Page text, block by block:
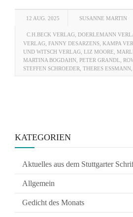
12 AUG. 2025 SUSANNE MARTIN
C.H.BECK VERLAG DOERLEMANN
VERLAG FANNY DESARZENS KAMPA
UND WITSCH VERLAG LIZ MOORE
MARTINA BOGDAHN PETER GRANDL
STEFFEN SCHROEDER THERES ESSMANN
KATEGORIEN
Aktuelles aus dem Stuttgarter
Allgemein
Gedicht des Monats